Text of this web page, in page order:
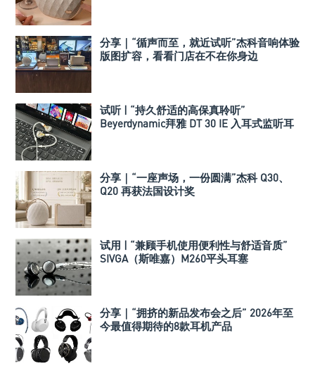
分享｜“循声而至，就近试听”杰科音响体验
版图扩容，看看门店在不在你身边
试听 | “持久舒适的高保真聆听”
Beyerdynamic拜雅 DT 30 IE 入耳式监听耳
分享｜“一座声场，一份圆满”杰科 Q30、
Q20 再获法国设计奖
试用 | “兼顾手机使用便利性与舒适音质”
SIVGA（斯唯嘉）M260平头耳塞
分享｜“拥挤的新品发布会之后” 2026年至
今最值得期待的8款耳机产品